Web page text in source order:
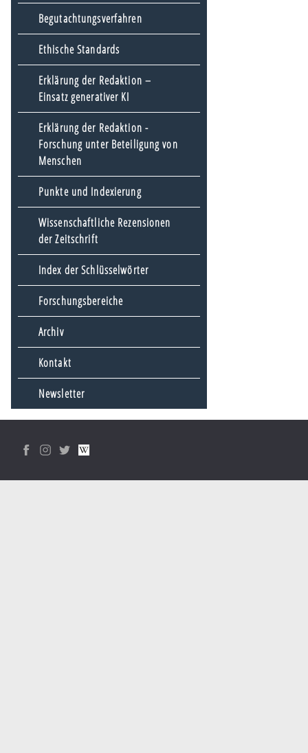
Begutachtungsverfahren
Ethische Standards
Erklärung der Redaktion –
Einsatz generativer KI
Erklärung der Redaktion -
Forschung unter Beteiligung von
Menschen
Punkte und Indexierung
Wissenschaftliche Rezensionen
der Zeitschrift
Index der Schlüsselwörter
Forschungsbereiche
Archiv
Kontakt
Newsletter